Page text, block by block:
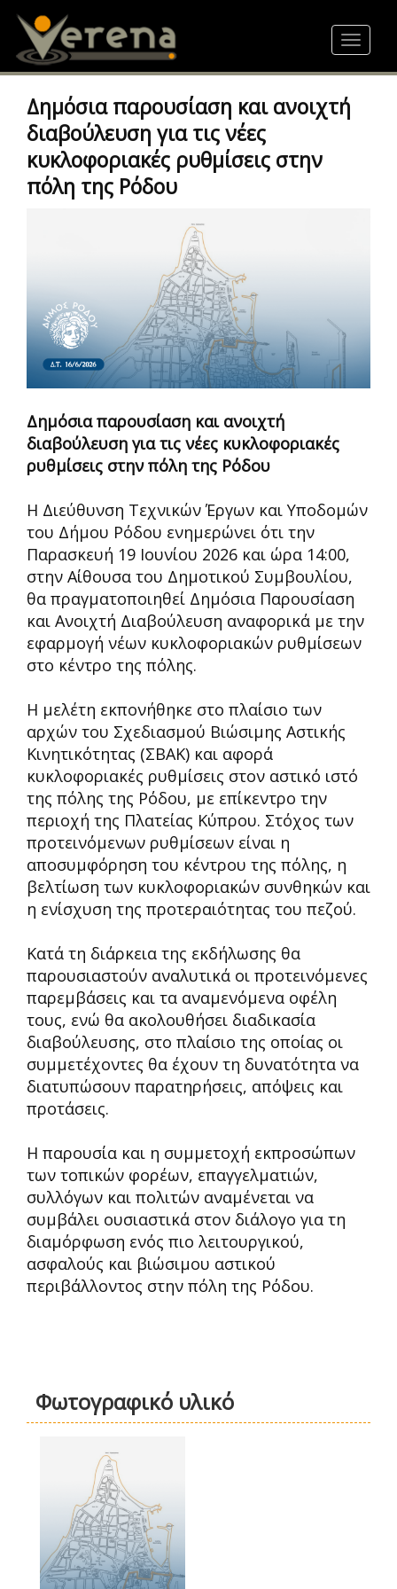
content
Toggle
Δημόσια παρουσίαση και ανοιχτή
διαβούλευση για τις νέες
κυκλοφοριακές ρυθμίσεις στην
πόλη της Ρόδου
Δημόσια παρουσίαση και ανοιχτή
διαβούλευση για τις νέες κυκλοφοριακές
ρυθμίσεις στην πόλη της Ρόδου
Η Διεύθυνση Τεχνικών Έργων και Υποδομών
του Δήμου Ρόδου ενημερώνει ότι την
Παρασκευή 19 Ιουνίου 2026 και ώρα 14:00,
στην Αίθουσα του Δημοτικού Συμβουλίου,
θα πραγματοποιηθεί Δημόσια Παρουσίαση
και Ανοιχτή Διαβούλευση αναφορικά με την
εφαρμογή νέων κυκλοφοριακών ρυθμίσεων
στο κέντρο της πόλης.
Η μελέτη εκπονήθηκε στο πλαίσιο των
αρχών του Σχεδιασμού Βιώσιμης Αστικής
Κινητικότητας (ΣΒΑΚ) και αφορά
κυκλοφοριακές ρυθμίσεις στον αστικό ιστό
της πόλης της Ρόδου, με επίκεντρο την
περιοχή της Πλατείας Κύπρου. Στόχος των
προτεινόμενων ρυθμίσεων είναι η
αποσυμφόρηση του κέντρου της πόλης, η
βελτίωση των κυκλοφοριακών συνθηκών και
η ενίσχυση της προτεραιότητας του πεζού.
Κατά τη διάρκεια της εκδήλωσης θα
παρουσιαστούν αναλυτικά οι προτεινόμενες
παρεμβάσεις και τα αναμενόμενα οφέλη
τους, ενώ θα ακολουθήσει διαδικασία
διαβούλευσης, στο πλαίσιο της οποίας οι
συμμετέχοντες θα έχουν τη δυνατότητα να
διατυπώσουν παρατηρήσεις, απόψεις και
προτάσεις.
Η παρουσία και η συμμετοχή εκπροσώπων
των τοπικών φορέων, επαγγελματιών,
συλλόγων και πολιτών αναμένεται να
συμβάλει ουσιαστικά στον διάλογο για τη
διαμόρφωση ενός πιο λειτουργικού,
ασφαλούς και βιώσιμου αστικού
περιβάλλοντος στην πόλη της Ρόδου.
Φωτογραφικό υλικό